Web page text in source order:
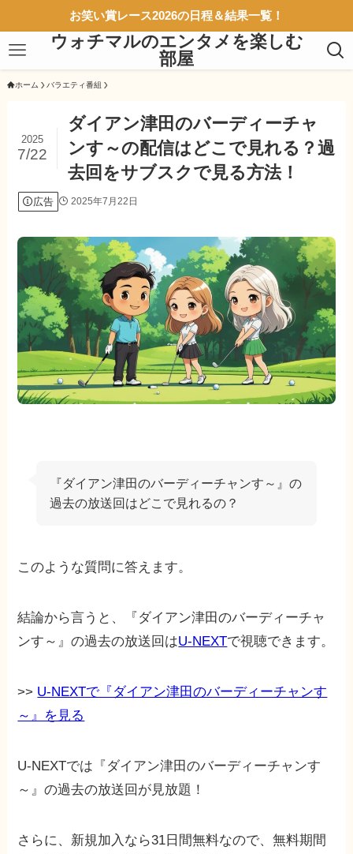
お笑い賞レース2026の日程＆結果一覧！
ウォチマルのエンタメを楽しむ
部屋
ホーム バラエティ番組
ダイアン津田のバーディーチャ
ンす～の配信はどこで見れる？過
去回をサブスクで見る方法！
2025
7/22
広告 2025年7月22日
『ダイアン津田のバーディーチャンす～』の
過去の放送回はどこで見れるの？
このような質問に答えます。
結論から言うと、『ダイアン津田のバーディーチャ
ンす～』の過去の放送回はU-NEXTで視聴できます。
>> U-NEXTで『ダイアン津田のバーディーチャンす
～』を見る
U-NEXTでは『ダイアン津田のバーディーチャンす
～』の過去の放送回が見放題！
さらに、新規加入なら31日間無料なので、無料期間